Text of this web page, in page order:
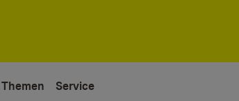
Themen Service